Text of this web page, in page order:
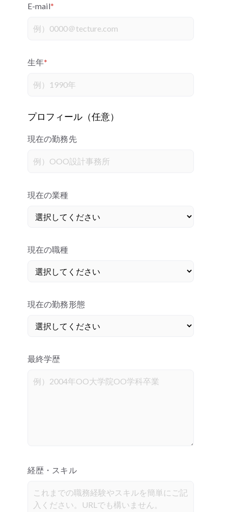
E-mail*
生年*
プロフィール（任意）
現在の勤務先
現在の業種
現在の職種
現在の勤務形態
最終学歴
経歴・スキル